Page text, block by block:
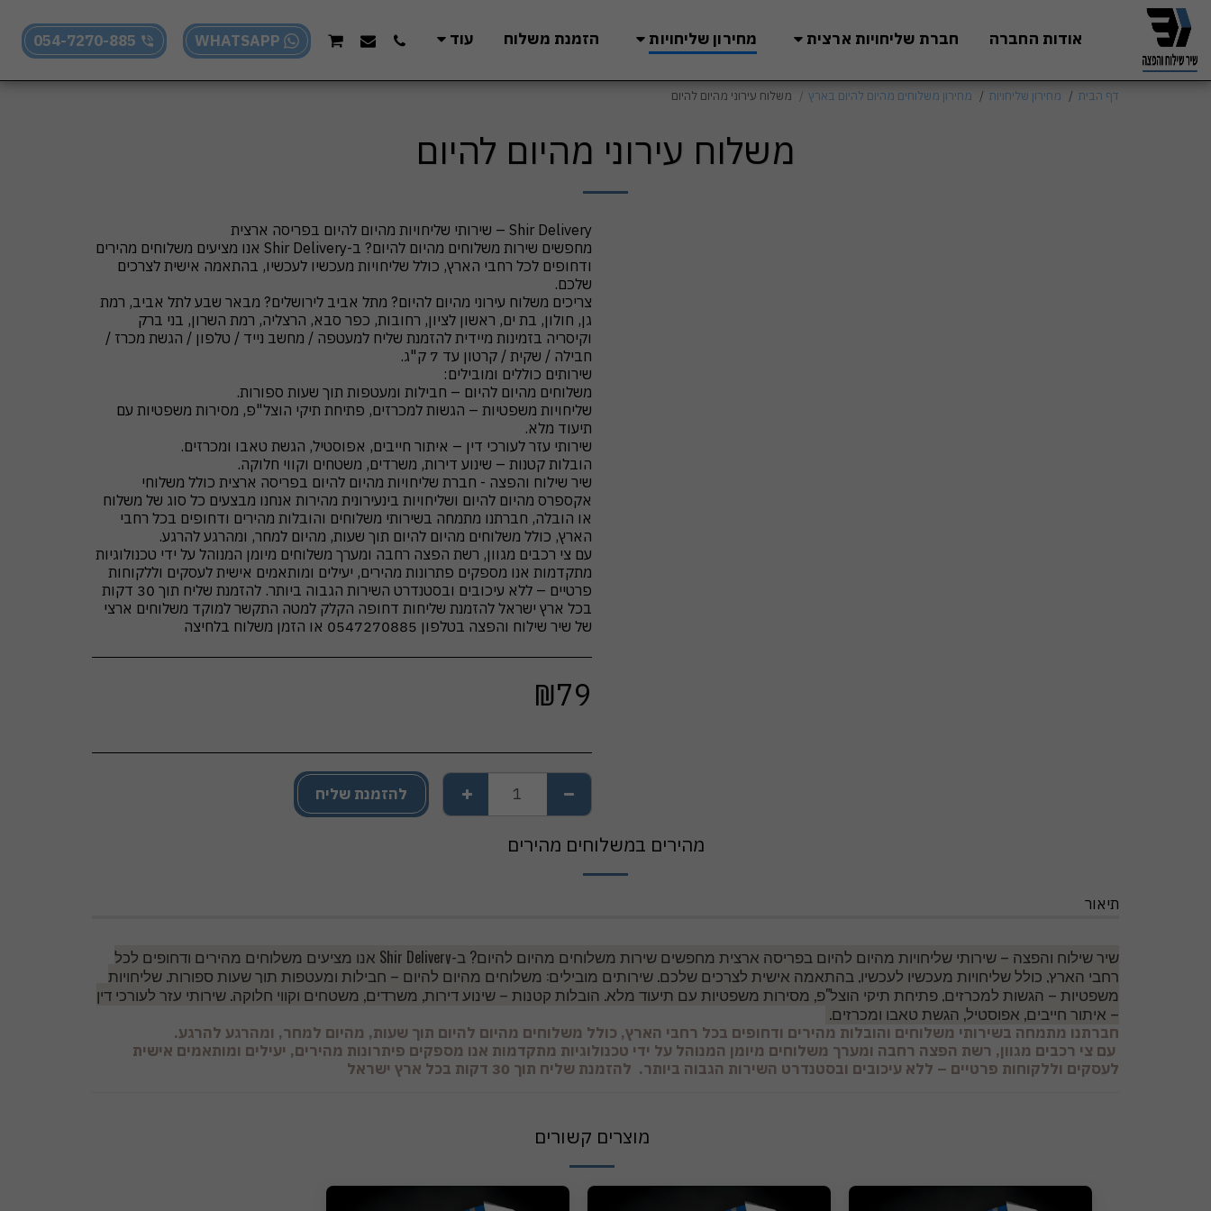
אודות החברה חברת שליחויות ארצית מחירון שליחויות הזמנת משלוח עוד WHATSAPP
054-7270-885
דף הבית מחירון שליחויות מחירון משלוחים מהיום להיום בארץ משלוח עירוני מהיום להיום
משלוח עירוני מהיום להיום
מחפשים שירות משלוחים מהיום להיום? ב-Shir Delivery אנו מציעים משלוחים מהירים
ודחופים לכל רחבי הארץ, כולל שליחויות מעכשיו לעכשיו, בהתאמה אישית לצרכים
צריכים משלוח עירוני מהיום להיום? מתל אביב לירושלים? מבאר שבע לתל אביב, רמת
גן, חולון, בת ים, ראשון לציון, רחובות, כפר סבא, הרצליה, רמת השרון, בני ברק
וקיסריה בזמינות מיידית להזמנת שליח למעטפה / מחשב נייד / טלפון / הגשת מכרז /
שליחויות משפטיות – הגשות למכרזים, פתיחת תיקי הוצל"פ, מסירות משפטיות עם
שיר שילוח והפצה - חברת שליחויות מהיום להיום בפריסה ארצית כולל משלוחי
אקספרס מהיום להיום ושליחויות בינעירונית מהירות אנחנו מבצעים כל סוג של משלוח
או הובלה, חברתנו מתמחה בשירותי משלוחים והובלות מהירים ודחופים בכל רחבי
עם צי רכבים מגוון, רשת הפצה רחבה ומערך משלוחים מיומן המנוהל על ידי טכנולוגיות
מתקדמות אנו מספקים פתרונות מהירים, יעילים ומותאמים אישית לעסקים וללקוחות
פרטיים – ללא עיכובים ובסטנדרט השירות הגבוה ביותר. להזמנת שליח תוך 30 דקות
בכל ארץ ישראל להזמנת שליחות דחופה הקלק למטה התקשר למוקד משלוחים ארצי
של שיר שילוח והפצה בטלפון 0547270885 או הזמן משלוח בלחיצה
₪79
להזמנת שליח
מהירים במשלוחים מהירים
תיאור
שיר שילוח והפצה – שירותי שליחויות מהיום להיום
בפריסה ארצית מחפשים שירות משלוחים מהיום להיום? ב-Shir Delivery אנו מציעים משלוחים מהירים ודחופים לכל
רחבי הארץ, כולל שליחויות מעכשיו לעכשיו, בהתאמה אישית לצרכים שלכם. שירותים מובילים: משלוחים מהיום להיום – חבילות ומעטפות תוך שעות ספורות. שליחויות
משפטיות – הגשות למכרזים, פתיחת תיקי הוצל"פ, מסירות משפטיות עם תיעוד מלא. הובלות קטנות – שינוע דירות, משרדים, משטחים וקווי חלוקה. שירותי עזר לעורכי דין
– איתור חייבים, אפוסטיל, הגשת טאבו ומכרזים.
חברתנו מתמחה בשירותי משלוחים והובלות מהירים ודחופים בכל רחבי הארץ, כולל משלוחים מהיום להיום תוך שעות, מהיום למחר, ומהרגע להרגע.
עם צי רכבים מגוון, רשת הפצה רחבה ומערך משלוחים מיומן המנוהל על ידי טכנולוגיות מתקדמות אנו מספקים פיתרונות מהירים, יעילים ומותאמים אישית
לעסקים וללקוחות פרטיים – ללא עיכובים ובסטנדרט השירות הגבוה ביותר. להזמנת שליח תוך 30 דקות בכל ארץ ישראל
מוצרים קשורים